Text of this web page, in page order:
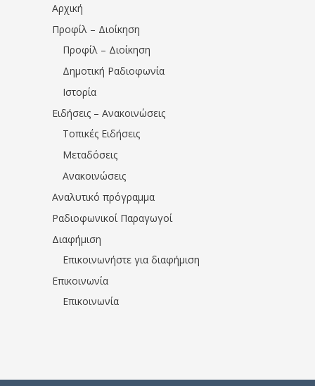
Αρχική
Προφίλ – Διοίκηση
Προφίλ – Διοίκηση
Δημοτική Ραδιοφωνία
Ιστορία
Ειδήσεις – Ανακοινώσεις
Τοπικές Ειδήσεις
Μεταδόσεις
Ανακοινώσεις
Αναλυτικό πρόγραμμα
Ραδιοφωνικοί Παραγωγοί
Διαφήμιση
Επικοινωνήστε για διαφήμιση
Επικοινωνία
Επικοινωνία